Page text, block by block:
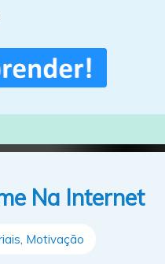
Na Internet
Motivação